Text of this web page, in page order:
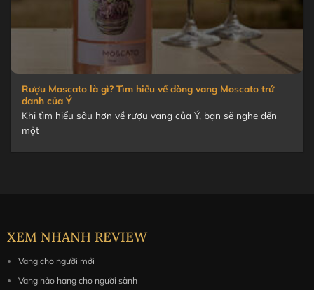
Rượu Moscato là gì? Tìm hiểu về dòng vang Moscato trứ
danh của Ý
Khi tìm hiểu sâu hơn về rượu vang của Ý, bạn sẽ nghe đến
một
XEM NHANH REVIEW
Vang cho người mới
Vang hảo hạng cho người sành